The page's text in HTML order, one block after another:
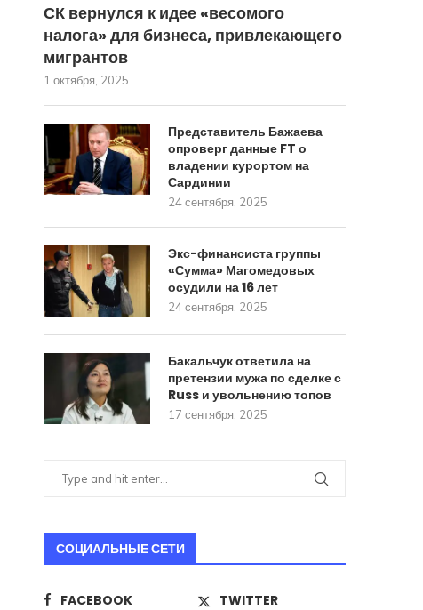
СК вернулся к идее «весомого
налога» для бизнеса, привлекающего
мигрантов
1 октября, 2025
Представитель Бажаева
опроверг данные FT о
владении курортом на
Сардинии
24 сентября, 2025
Экс-финансиста группы
«Сумма» Магомедовых
осудили на 16 лет
24 сентября, 2025
Бакальчук ответила на
претензии мужа по сделке с
Russ и увольнению топов
17 сентября, 2025
СОЦИАЛЬНЫЕ СЕТИ
FACEBOOK
TWITTER